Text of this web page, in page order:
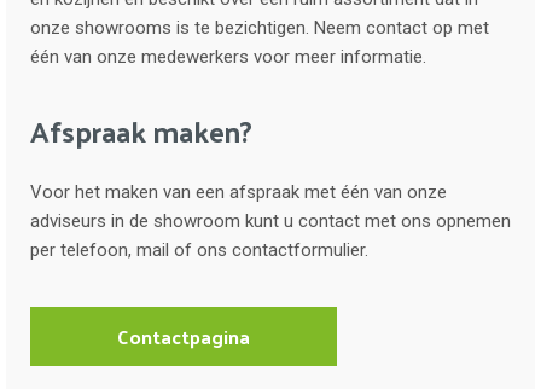
onze showrooms is te bezichtigen. Neem contact op met
één van onze medewerkers voor meer informatie.
Afspraak maken?
Voor het maken van een afspraak met één van onze
adviseurs in de showroom kunt u contact met ons opnemen
per telefoon, mail of ons contactformulier.
Contactpagina